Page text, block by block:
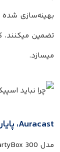
تضمین میکنند،
میسازد.
Auracast، پایان عصر انزوای سخت‌افزاری